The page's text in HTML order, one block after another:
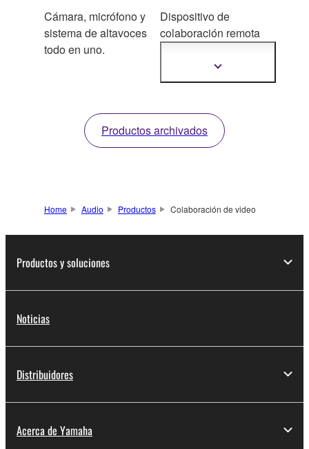
Cámara, micrófono y
sistema de altavoces
todo en uno.
Dispositivo de
colaboración remota
Mostrar
Productos archivados
Home Audio Productos Colaboración de video
Productos y soluciones
Noticias
Distribuidores
Acerca de Yamaha